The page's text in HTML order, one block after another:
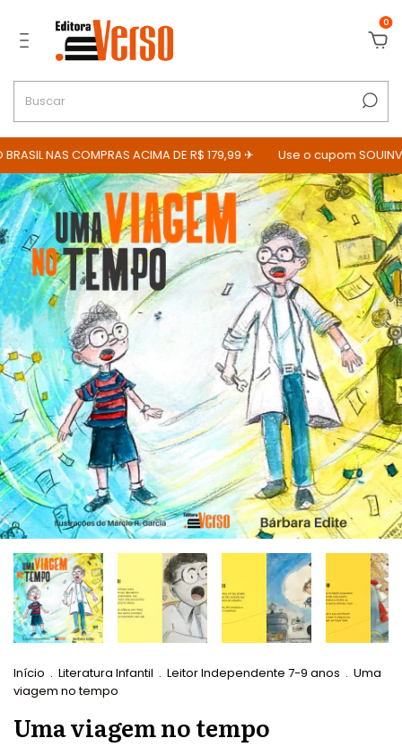
0
NAS COMPRAS ACIMA DE R$ 179,99 ✈ Use o cupom
Início . Literatura Infantil . Leitor Independente 7-9 anos . Uma
viagem no tempo
Uma viagem no tempo